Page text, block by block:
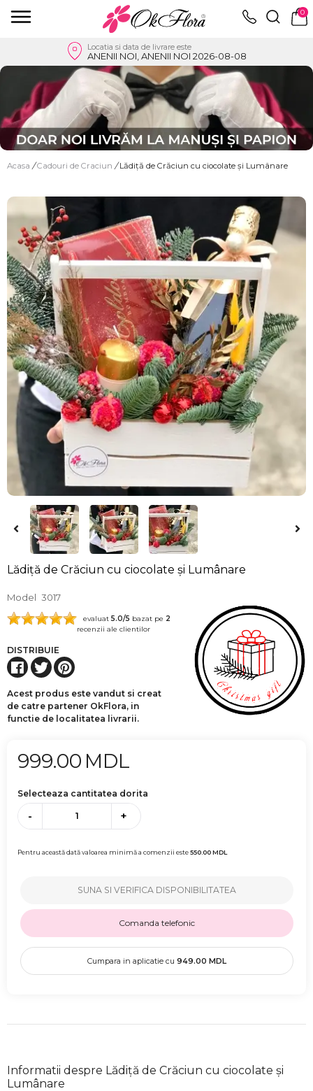
0
Locatia si data de livrare este
ANENII NOI, ANENII NOI 2026-08-08
Acasa / Cadouri de Craciun / Lădiță de Crăciun cu ciocolate și Lumânare
Lădiță de Crăciun cu ciocolate și Lumânare
Model 3017
evaluat 5.0/5 bazat pe 2
recenzii ale clientilor
DISTRIBUIE
Acest produs este vandut si creat
de catre partener OkFlora, in
functie de localitatea livrarii.
999.00 MDL
Selecteaza cantitatea dorita
- +
Pentru această dată valoarea minimă a comenzii este550.00MDL
SUNA SI VERIFICA DISPONIBILITATEA
Comanda telefonic
Cumpara in aplicatie cu 949.00 MDL
Informatii despre Lădiță de Crăciun cu ciocolate și
Lumânare